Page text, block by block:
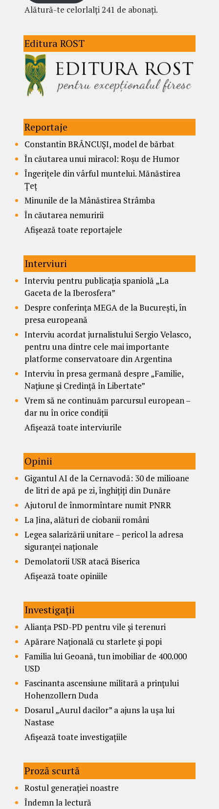
Alătură-te celorlalți 241 de abonați.
Editura ROST
Reportaje
Constantin BRÂNCUȘI, model de bărbat
În căutarea unui miracol: Roșu de Humor
Îngerițele din vârful muntelui. Mănăstirea
Țeț
Minunile de la Mânăstirea Strâmba
În căutarea nemuririi
Afișează toate reportajele
Interviuri
Interviu pentru publicația spaniolă „La
Gaceta de la Iberosfera”
Despre conferința MEGA de la București, în
presa europeană
Interviu acordat jurnalistului Sergio Velasco,
pentru una dintre cele mai importante
platforme conservatoare din Argentina
Interviu în presa germană despre „Familie,
Națiune și Credință în Libertate”
Vrem să ne continuăm parcursul european –
dar nu în orice condiții
Afișează toate interviurile
Opinii
Gigantul AI de la Cernavodă: 30 de milioane
de litri de apă pe zi, înghițiți din Dunăre
Ajutorul de înmormîntare numit PNRR
La Jina, alături de ciobanii români
Legea salarizării unitare – pericol la adresa
siguranței naționale
Demolatorii USR atacă Biserica
Afișează toate opiniile
Investigații
Alianța PSD-PD pentru vile și terenuri
Apărare Națională cu starlete și popi
Familia lui Geoană, tun imobiliar de 400.000
USD
Fascinanta ascensiune militară a prințului
Hohenzollern Duda
Dosarul „Aurul dacilor” a ajuns la ușa lui
Nastase
Afișează toate investigațiile
Proză scurtă
Rostul generației noastre
Îndemn la lectură